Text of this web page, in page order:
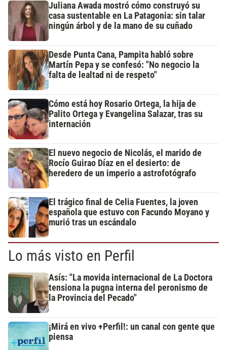
Juliana Awada mostró cómo construyó su
casa sustentable en La Patagonia: sin talar
ningún árbol y de la mano de su cuñado
Desde Punta Cana, Pampita habló sobre
Martín Pepa y se confesó: "No negocio la
falta de lealtad ni de respeto"
Cómo está hoy Rosario Ortega, la hija de
Palito Ortega y Evangelina Salazar, tras su
internación
El nuevo negocio de Nicolás, el marido de
Rocío Guirao Díaz en el desierto: de
heredero de un imperio a astrofotógrafo
El trágico final de Celia Fuentes, la joven
española que estuvo con Facundo Moyano y
murió tras un escándalo
Lo más visto en Perfil
Asís: "La movida internacional de La Doctora
tensiona la pugna interna del peronismo de
la Provincia del Pecado"
¡Mirá en vivo +Perfil!: un canal con gente que
piensa